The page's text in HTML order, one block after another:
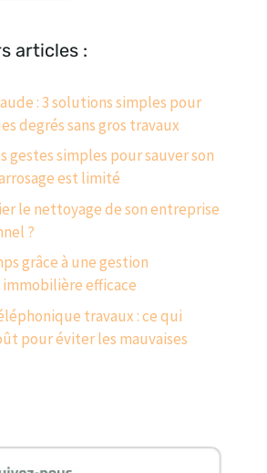
articles :
: 3 solutions simples pour
degrés sans gros travaux
gestes simples pour sauver son
est limité
le nettoyage de son entreprise
?
grâce à une gestion
efficace
travaux : ce qui
pour éviter les mauvaises